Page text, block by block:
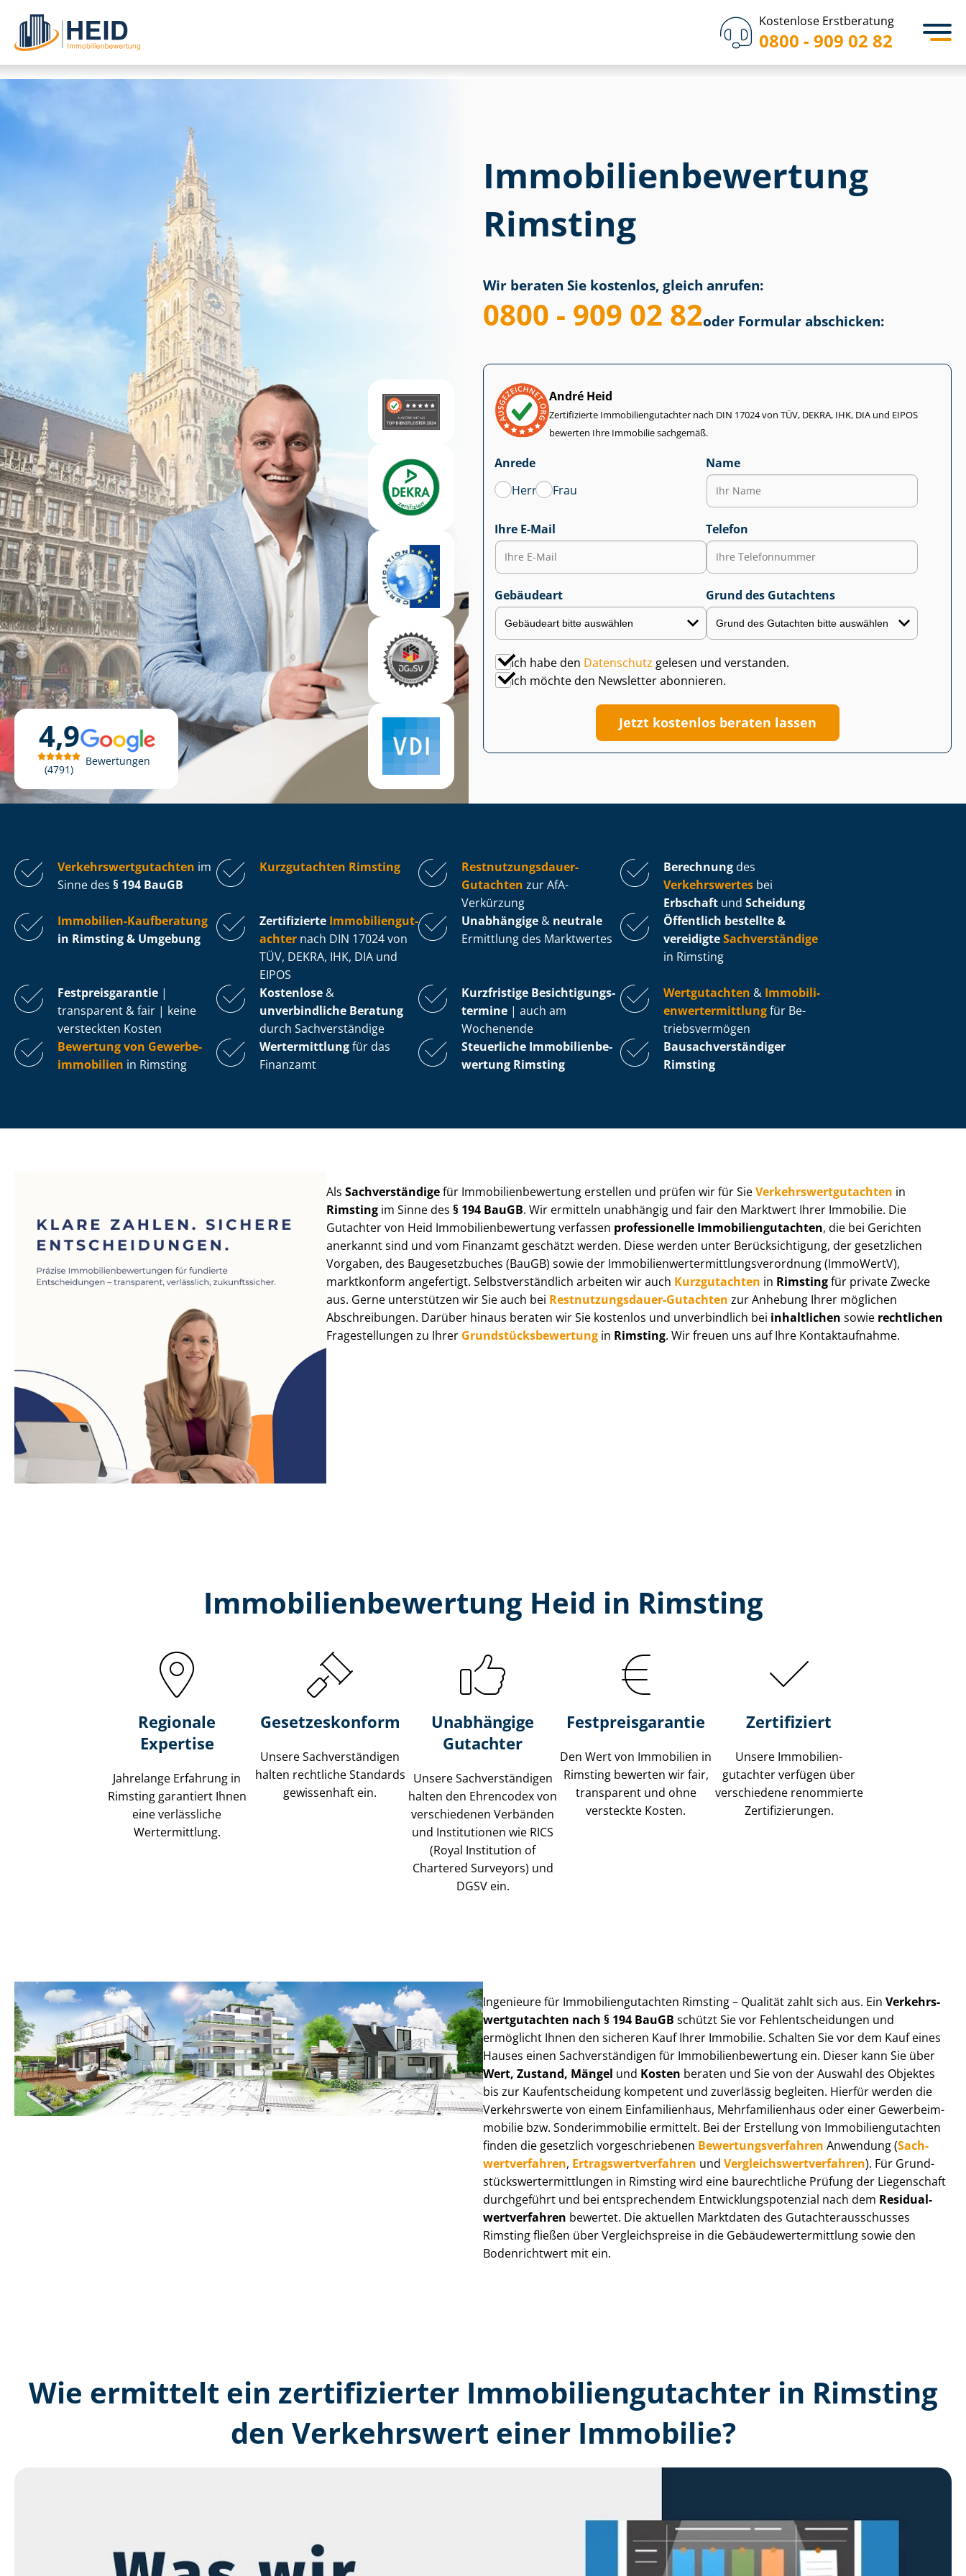
Kostenlose Erstberatung
0800 - 909 02 82
4,9
4791
Bewertungen
Immobilien­bewertung
Rimsting
Wir beraten Sie kostenlos, gleich anrufen:
0800 - 909 02 82oder Formular abschicken:
André Heid
Zertifizierte Im­mo­bi­li­en­gut­ach­ter nach DIN 17024 von TÜV, DEKRA, IHK, DIA und EIPOS
bewerten Ihre Immobilie sachgemäß.
Anrede
Herr
Frau
Name
Ihre E-Mail Telefon
Gebäudeart Grund des Gutachtens
Ich habe den Datenschutz gelesen und verstanden.
Ich möchte den Newsletter abonnieren.
Jetzt kostenlos beraten lassen
Ver­kehrs­wert­gut­ach­ten im
Sinne des § 194 BauGB
Kurzgutachten Rimsting
Rest­nut­zungs­dau­er-
Gutachten zur AfA-
Verkürzung
Berechnung des
Verkehrswertes bei
Erbschaft und Scheidung
Immobilien-Kaufberatung
in Rimsting & Umgebung
Zertifizierte Im­mo­bi­li­en­gut­
ach­ter nach DIN 17024 von
TÜV, DEKRA, IHK, DIA und
EIPOS
Unabhängige & neutrale
Ermittlung des Marktwertes
Öffentlich bestellte &
vereidigteSachverständige
in Rimsting
Fest­preis­ga­ran­tie |
transparent & fair | keine
versteckten Kosten
Kostenlose &
unverbindliche Beratung
durch Sachverständige
Kurzfristige Be­sich­ti­gungs­
ter­mi­ne | auch am
Wochenende
Wertgutachten & Im­mo­bi­li­
en­wert­ermitt­lungfür Be­
triebs­ver­mö­gen
Bewertung von Ge­wer­be­
im­mo­bi­li­en in Rimsting
Wertermittlungfür das
Finanzamt
Steuerliche Im­mo­bi­li­en­be­
wer­tung Rimsting
Bau­sach­ver­stän­di­ger
Rimsting
AlsSachverständigefür Im­mo­bi­li­en­be­wer­tung erstellen und prüfen wir für SieVer­kehrs­wert­gut­ach­ten in
Rimsting im Sinne des§ 194 BauGB. Wir ermitteln unabhängig und fair den Marktwert Ihrer Immobilie. Die
Gutachter von Heid Im­mo­bi­li­en­be­wer­tung verfassen professionelle Im­mo­bi­li­en­gut­ach­ten, die bei Gerichten
anerkannt sind und vom Finanzamt geschätzt werden. Diese werden unter Be­rück­sich­ti­gung, der gesetzlichen
Vorgaben, des Baugesetzbuches (BauGB) sowie der Im­mo­bi­li­en­wert­ermitt­lungs­ver­ord­nung (ImmoWertV),
marktkonform angefertigt. Selbst­ver­ständ­lich arbeiten wir auch Kurzgutachten in Rimstingfür private Zwecke
aus. Gerne unterstützen wir Sie auch bei Rest­nut­zungs­dau­er-Gutachten zur Anhebung Ihrer möglichen
Abschreibungen. Darüber hinaus beraten wir Sie kostenlos und unverbindlich bei inhaltlichen sowie rechtlichen
Fragestellungen zu Ihrer Grund­stücks­be­wer­tung in Rimsting. Wir freuen uns auf Ihre Kontaktaufnahme.
Immobilien­bewertung Heid in Rimsting
Regionale
Expertise
Jahrelange Erfahrung in
Rimsting garantiert Ihnen
eine verlässliche
Wertermittlung.
Gesetzes­konform
Unsere Sach­ver­stän­di­gen
halten rechtliche Standards
gewissenhaft ein.
Unabhängige
Gutachter
Unsere Sach­ver­stän­di­gen
halten den Ehrencodex von
verschiedenen Verbänden
und Institutionen wie RICS
(Royal Institution of
Chartered Surveyors) und
DGSV ein.
Festpreis​garantie
Den Wert von Immobilien in
Rimsting bewerten wir fair,
transparent und ohne
versteckte Kosten.
Zertifiziert
Unsere Immobilien­
gutachter verfügen über
verschiedene renommierte
Zer­ti­fi­zie­run­gen.
Ingenieure für Im­mo­bi­li­en­gut­ach­ten Rimsting – Qualität zahlt sich aus. Ein Ver­kehrs­
wert­gut­ach­ten nach § 194 BauGB schützt Sie vor Fehl­ent­schei­dun­gen und
ermöglicht Ihnen den sicheren Kauf Ihrer Immobilie. Schalten Sie vor dem Kauf eines
Hauses einen Sach­ver­stän­di­gen für Im­mo­bi­li­en­be­wer­tung ein. Dieser kann Sie über
Wert, Zustand, Mängel und Kosten beraten und Sie von der Auswahl des Objektes
bis zur Kauf­ent­schei­dung kompetent und zuverlässig begleiten. Hierfür werden die
Verkehrswerte von einem Einfamilienhaus, Mehr­fa­mi­li­en­haus oder einer Ge­wer­be­im­
mo­bi­lie bzw. Sonderimmobilie ermittelt. Bei der Erstellung von Im­mo­bi­li­en­gut­ach­ten
finden die gesetzlich vor­ge­schrie­be­nen Be­wer­tungs­ver­fah­ren Anwendung (Sach­
wert­ver­fah­ren, Er­trags­wert­ver­fah­ren und Ver­gleichs­wert­ver­fah­ren). Für Grund­
stücks­wert­ermitt­lun­gen in Rimsting wird eine baurechtliche Prüfung der Liegenschaft
durchgeführt und bei entsprechendem Ent­wick­lungs­po­ten­zi­al nach dem Re­si­du­al­
wert­ver­fah­ren bewertet. Die aktuellen Marktdaten des Gut­ach­ter­aus­schus­ses
Rimsting fließen über Ver­gleichs­prei­se in die Ge­bäu­de­wert­ermitt­lung sowie den
Bodenrichtwert mit ein.
Wie ermittelt ein zertifizierter Immobilien­gutachter in Rimsting
den Verkehrswert einer Immobilie?